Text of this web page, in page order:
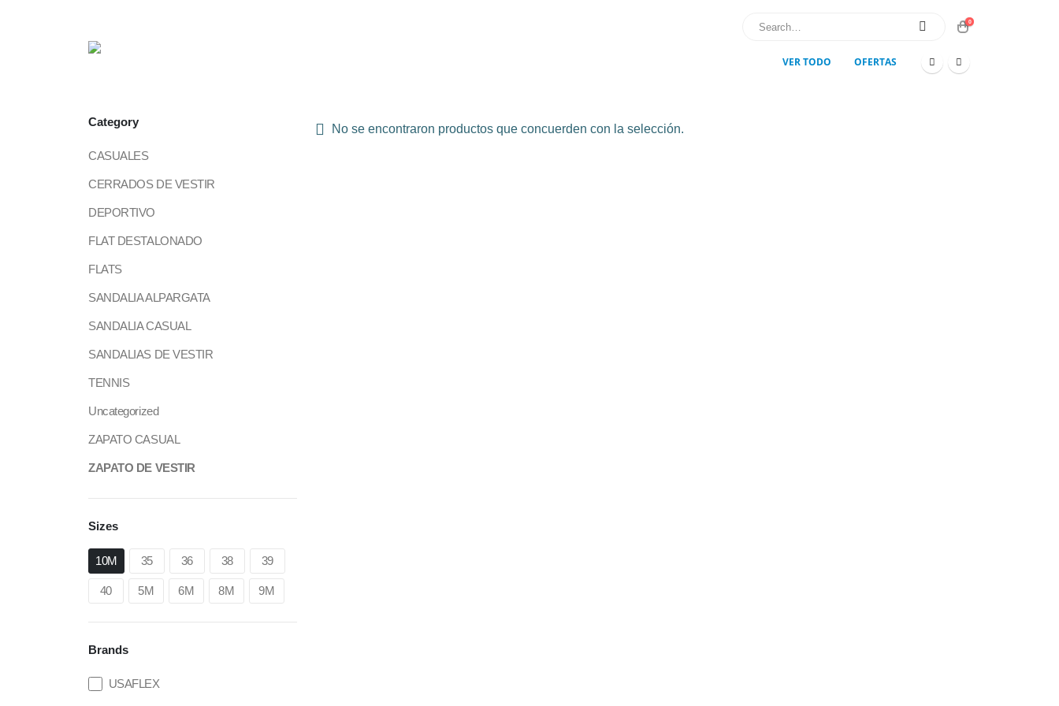
0
VER TODO OFERTAS
No se encontraron productos que concuerden con la selección.
Category
CASUALES
CERRADOS DE VESTIR
DEPORTIVO
FLAT DESTALONADO
FLATS
SANDALIA ALPARGATA
SANDALIA CASUAL
SANDALIAS DE VESTIR
TENNIS
Uncategorized
ZAPATO CASUAL
ZAPATO DE VESTIR
Sizes
10M 35 36 38 39
40 5M 6M 8M 9M
Brands
USAFLEX